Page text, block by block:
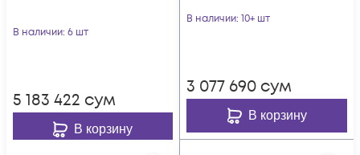
В наличии: 6 шт
5 183 422 сум
В корзину
В наличии: 10+ шт
3 077 690 сум
В корзину